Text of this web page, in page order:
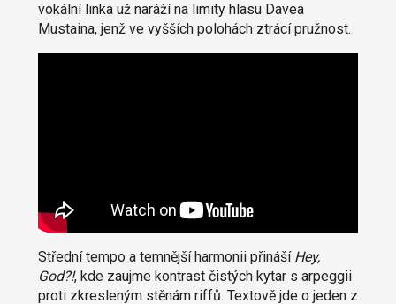
vokální linka už naráží na limity hlasu Davea
Mustaina, jenž ve vyšších polohách ztrácí pružnost.
Střední tempo a temnější harmonii přináší Hey,
God?!, kde zaujme kontrast čistých kytar s arpeggii
proti zkresleným stěnám riffů. Textově jde o jeden z